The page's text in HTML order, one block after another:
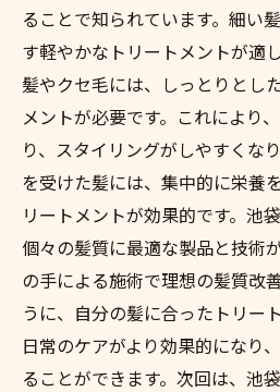
ることで知られています。細い
す軽やかなトリートメントが適
髪やクセ毛には、しっとりとし
メントが必要です。これにより
り、スタイリングがしやすくな
を受けた髪には、集中的に栄養
リートメントが効果的です。池
個々の髪質に最適な製品と技術
の手による施術で理想の髪質改
うに、自分の髪に合ったトリー
日常のケアがより効果的になり
ることができます。次回は、池